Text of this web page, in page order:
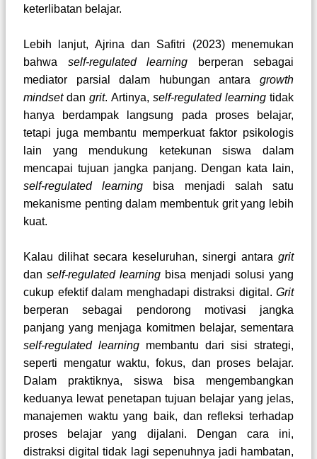
keterlibatan belajar.
Lebih lanjut, Ajrina dan Safitri (2023) menemukan
bahwa self-regulated learning berperan sebagai
mediator parsial dalam hubungan antara growth
mindsetdangrit. Artinya, self-regulated learningtidak
hanya berdampak langsung pada proses belajar,
tetapi juga membantu memperkuat faktor psikologis
lain yang mendukung ketekunan siswa dalam
mencapai tujuan jangka panjang. Dengan kata lain,
self-regulated learning bisa menjadi salah satu
mekanisme penting dalam membentuk grit yang lebih
kuat.
Kalau dilihat secara keseluruhan, sinergi antara grit
dan self-regulated learning bisa menjadi solusi yang
cukup efektif dalam menghadapi distraksi digital. Grit
berperan sebagai pendorong motivasi jangka
panjang yang menjaga komitmen belajar, sementara
self-regulated learning membantu dari sisi strategi,
seperti mengatur waktu, fokus, dan proses belajar.
Dalam praktiknya, siswa bisa mengembangkan
keduanya lewat penetapan tujuan belajar yang jelas,
manajemen waktu yang baik, dan refleksi terhadap
proses belajar yang dijalani. Dengan cara ini,
distraksi digital tidak lagi sepenuhnya jadi hambatan,